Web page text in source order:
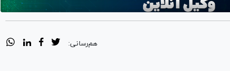
هم‌رسانی: